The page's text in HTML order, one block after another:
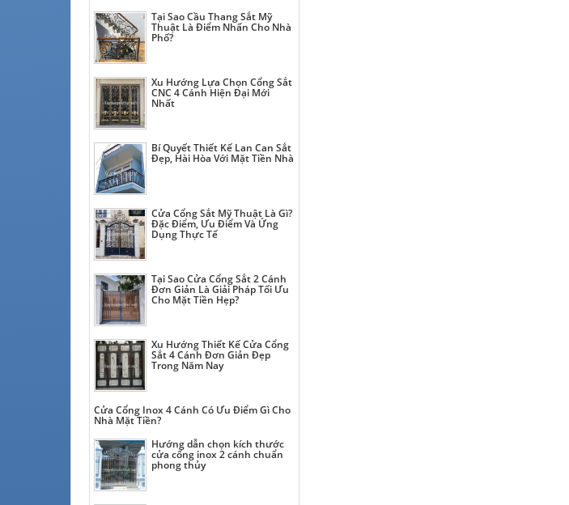
Tại Sao Cầu Thang Sắt Mỹ
Thuật Là Điểm Nhấn Cho Nhà
Phố?
Xu Hướng Lựa Chọn Cổng Sắt
CNC 4 Cánh Hiện Đại Mới
Nhất
Bí Quyết Thiết Kế Lan Can Sắt
Đẹp, Hài Hòa Với Mặt Tiền Nhà
Cửa Cổng Sắt Mỹ Thuật Là Gì?
Đặc Điểm, Ưu Điểm Và Ứng
Dụng Thực Tế
Tại Sao Cửa Cổng Sắt 2 Cánh
Đơn Giản Là Giải Pháp Tối Ưu
Cho Mặt Tiền Hẹp?
Xu Hướng Thiết Kế Cửa Cổng
Sắt 4 Cánh Đơn Giản Đẹp
Trong Năm Nay
Cửa Cổng Inox 4 Cánh Có Ưu Điểm Gì Cho
Nhà Mặt Tiền?
Hướng dẫn chọn kích thước
cửa cổng inox 2 cánh chuẩn
phong thủy